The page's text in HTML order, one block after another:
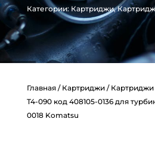
Категории:Картриджи,
Главная/ Картриджи/ Картриджи
T4-090 код 408105-0136 для
0018 Komatsu